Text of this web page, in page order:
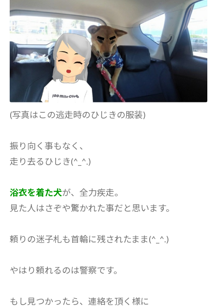
(写真はこの逃走時のひじきの服装)
振り向く事もなく、
走り去るひじき(^_^.)
浴衣を着た犬が、全力疾走。
見た人はさぞや驚かれた事だと思います。
頼りの迷子札も首輪に残されたまま(^_^.)
やはり頼れるのは警察です。
もし見つかったら、連絡を頂く様に